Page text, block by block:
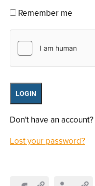
Remember me
Don't have an account?
Lost your password?